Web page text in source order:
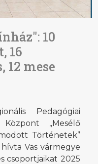
10
16
12 mese
Pedagógiai
„Mesélő
Történetek”
Vas vármegye
csoportjaikat 2025